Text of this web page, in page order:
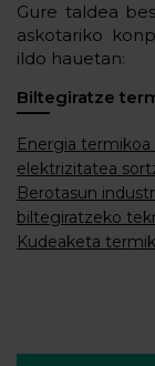
Gure taldea
askotariko
ildo hauetan:
Biltegiratze
Energia
elektrizitatea
Berotasun
biltegiratzeko
Kudeaketa